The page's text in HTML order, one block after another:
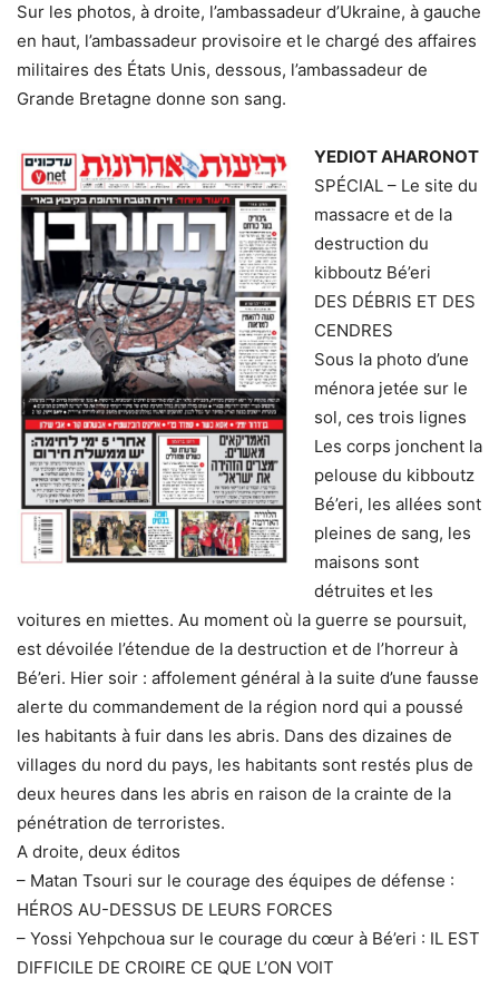
Sur les photos, à droite, l’ambassadeur d’Ukraine, à gauche
en haut, l’ambassadeur provisoire et le chargé des affaires
militaires des États Unis, dessous, l’ambassadeur de
Grande Bretagne donne son sang.
YEDIOT AHARONOT
SPÉCIAL – Le site du
massacre et de la
destruction du
kibboutz Bé’eri
DES DÉBRIS ET DES
CENDRES
Sous la photo d’une
ménora jetée sur le
sol, ces trois lignes
Les corps jonchent la
pelouse du kibboutz
Bé’eri, les allées sont
pleines de sang, les
maisons sont
détruites et les
voitures en miettes. Au moment où la guerre se poursuit,
est dévoilée l’étendue de la destruction et de l’horreur à
Bé’eri. Hier soir : affolement général à la suite d’une fausse
alerte du commandement de la région nord qui a poussé
les habitants à fuir dans les abris. Dans des dizaines de
villages du nord du pays, les habitants sont restés plus de
deux heures dans les abris en raison de la crainte de la
pénétration de terroristes.
A droite, deux éditos
– Matan Tsouri sur le courage des équipes de défense :
HÉROS AU-DESSUS DE LEURS FORCES
– Yossi Yehpchoua sur le courage du cœur à Bé’eri : IL EST
DIFFICILE DE CROIRE CE QUE L’ON VOIT